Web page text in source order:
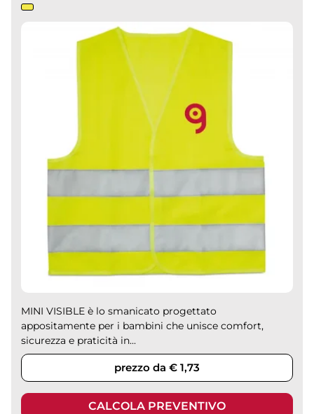
MINI VISIBLE è lo smanicato progettato
appositamente per i bambini che unisce comfort,
sicurezza e praticità in...
prezzo da € 1,73
CALCOLA PREVENTIVO